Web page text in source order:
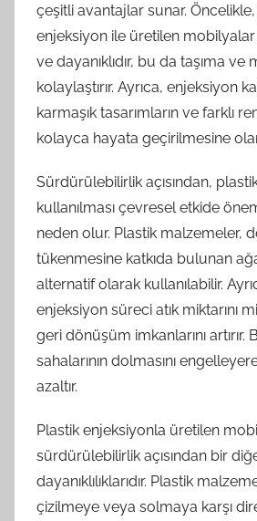
çeşitli avantajlar sunar.
enjeksiyon ile üretilen
ve dayanıklıdır, bu da taşıma
kolaylaştırır. Ayrıca, enjeksiyon
karmaşık tasarımların ve farklı
kolayca hayata geçirilmesine
Sürdürülebilirlik açısından,
kullanılması çevresel etkide
neden olur. Plastik malzemeler,
tükenmesine katkıda bulunan
alternatif olarak kullanılabilir.
enjeksiyon süreci atık miktarını
geri dönüşüm imkanlarını artırır.
sahalarının dolmasını
azaltır.
Plastik enjeksiyonla üretilen
sürdürülebilirlik açısından bir
dayanıklılıklarıdır. Plastik
çizilmeye veya solmaya karşı